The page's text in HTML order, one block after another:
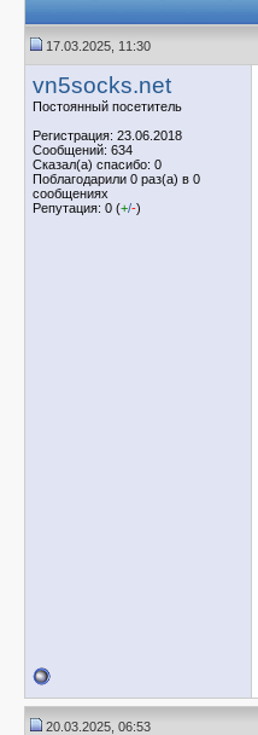
17.03.2025, 11:30
vn5socks.net
Постоянный посетитель
Регистрация: 23.06.2018
Сообщений: 634
Сказал(а) спасибо: 0
Поблагодарили 0 раз(а) в 0
сообщениях
Репутация: 0 (+/-)
20.03.2025, 06:53